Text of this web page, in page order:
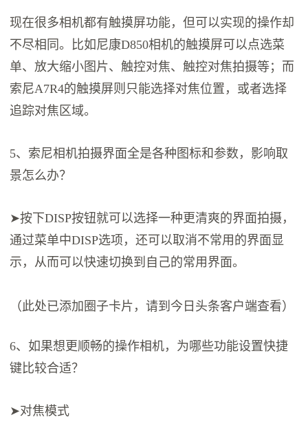
现在很多相机都有触摸屏功能，但可以实现的操作却
不尽相同。比如尼康D850相机的触摸屏可以点选菜
单、放大缩小图片、触控对焦、触控对焦拍摄等；而
索尼A7R4的触摸屏则只能选择对焦位置，或者选择
追踪对焦区域。
5、索尼相机拍摄界面全是各种图标和参数，影响取
景怎么办？
➤按下DISP按钮就可以选择一种更清爽的界面拍摄，
通过菜单中DISP选项，还可以取消不常用的界面显
示，从而可以快速切换到自己的常用界面。
（此处已添加圈子卡片，请到今日头条客户端查看）
6、如果想更顺畅的操作相机，为哪些功能设置快捷
键比较合适？
➤对焦模式